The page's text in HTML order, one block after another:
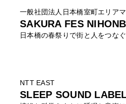
一般社団法人日本橋室町エリア
SAKURA FES
日本橋の春祭りで街と人をつなぐ
NTT EAST
SLEEP SOUND